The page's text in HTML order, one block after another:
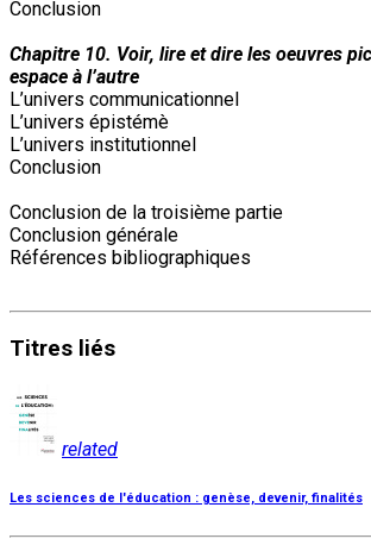
Conclusion
Chapitre 10. Voir, lire et dire les oeuvres
espace à l’autre
L’univers communicationnel
L’univers épistémè
L’univers institutionnel
Conclusion
Conclusion de la troisième partie
Conclusion générale
Références bibliographiques
Titres liés
related
Les sciences de l'éducation : genèse, devenir, finalités